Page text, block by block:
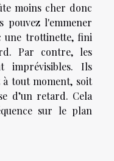
moins cher donc
pouvez l'emmener
une trottinette, fini
Par contre, les
imprévisibles. Ils
tout moment, soit
d’un retard. Cela
sur le plan